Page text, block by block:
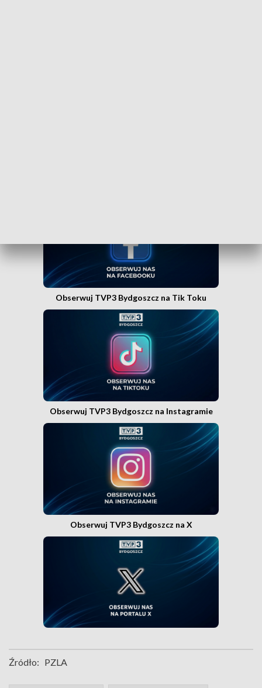
Obserwuj TVP3 Bydgoszcz na Tik Toku
Obserwuj TVP3 Bydgoszcz na Instagramie
Obserwuj TVP3 Bydgoszcz na X
Źródło: PZLA